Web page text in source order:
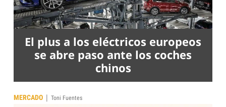
El plus a los eléctricos europeos
se abre paso ante los coches
chinos
MERCADO | Toni Fuentes